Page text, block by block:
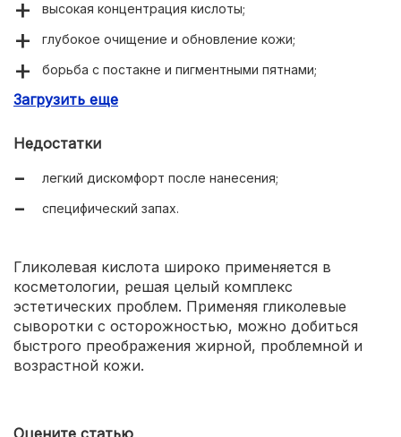
высокая концентрация кислоты;
глубокое очищение и обновление кожи;
борьба с постакне и пигментными пятнами;
восстановление тонуса и упругости тканей;
Загрузить еще
Недостатки
легкий дискомфорт после нанесения;
специфический запах.
Гликолевая кислота широко применяется в
косметологии, решая целый комплекс
эстетических проблем. Применяя гликолевые
сыворотки с осторожностью, можно добиться
быстрого преображения жирной, проблемной и
возрастной кожи.
Оцените статью